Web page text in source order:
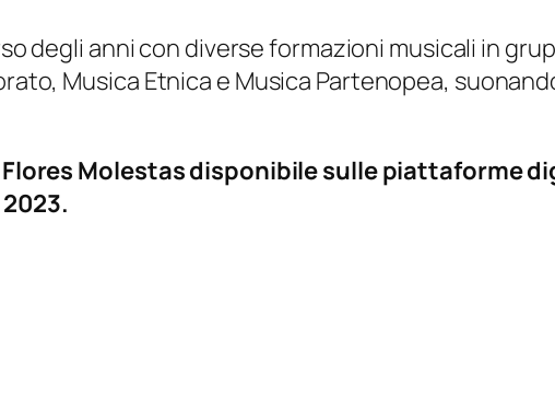
degli anni con diverse formazioni musicali in
Musica Etnica e Musica Partenopea,
Flores Molestas disponibile sulle piattaforme